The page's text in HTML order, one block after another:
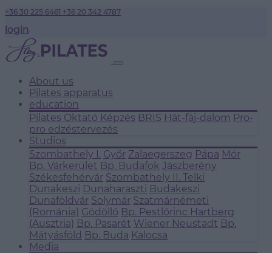
+36 30 225 6461 +36 20 342 4787
login
About us
Pilates apparatus
education
Pilates Oktató Képzés BRIS Hát-fáj-dalom Pro-
pro edzéstervezés
Studios
Szombathely I. Győr Zalaegerszeg Pápa Mór
Bp. Várkerület Bp. Budafok Jászberény
Székesfehérvár Szombathely II. Telki
Dunakeszi Dunaharaszti Budakeszi
Dunaföldvár Solymár Szatmárnémeti
(Románia) Gödöllő Bp. Pestlőrinc Hartberg
(Ausztria) Bp. Pasarét Wiener Neustadt Bp.
Mátyásföld Bp. Buda Kalocsa
Media